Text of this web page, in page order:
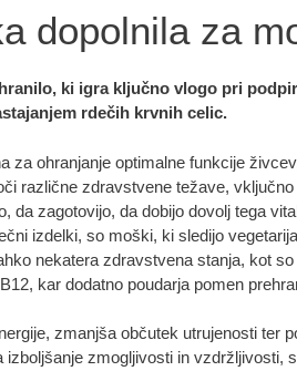
dopolnila za
ki igra ključno vlogo pri
rdečih krvnih celic.
za ohranjanje optimalne funkcije
različne zdravstvene težave,
da zagotovijo, da dobijo dovolj tega
izdelki, so moški, ki sledijo
nekatera zdravstvena stanja, kot
kar dodatno poudarja pomen
zmanjša občutek utrujenosti ter
zmogljivosti in